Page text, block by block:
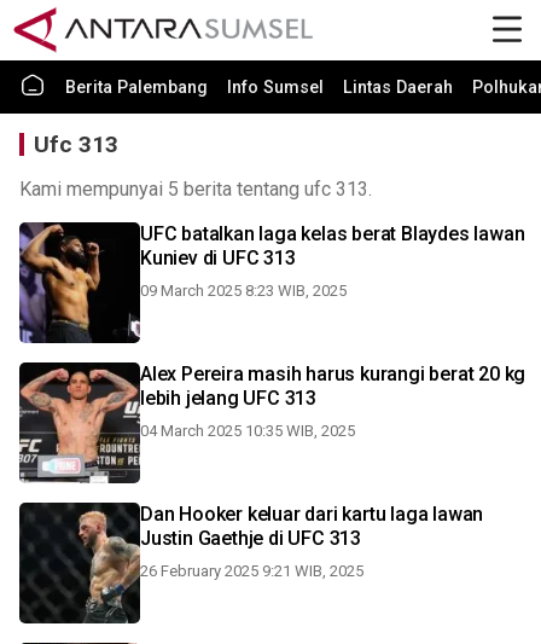
Berita Palembang Info Sumsel Lintas Daerah
Ufc 313
Kami mempunyai 5 berita tentang ufc 313.
UFC batalkan laga kelas berat Blaydes lawan
Kuniev di UFC 313
09 March 2025 8:23 WIB, 2025
Alex Pereira masih harus kurangi berat 20 kg
lebih jelang UFC 313
04 March 2025 10:35 WIB, 2025
Dan Hooker keluar dari kartu laga lawan
Justin Gaethje di UFC 313
26 February 2025 9:21 WIB, 2025